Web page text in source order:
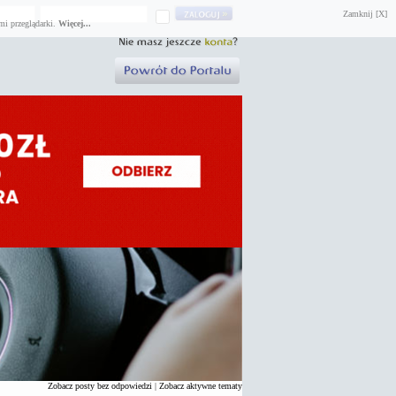
Zamknij [X]
przeglądarki. Więcej...
Zobacz posty bez odpowiedzi | Zobacz aktywne tematy